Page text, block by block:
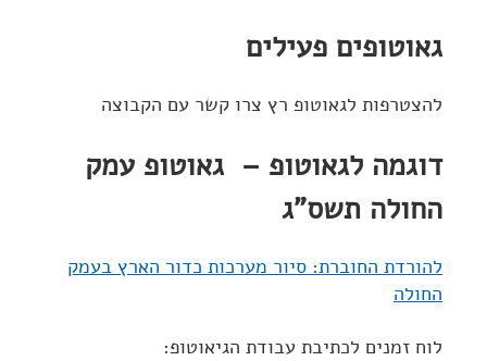
גאוטופים פעילים
להצטרפות לגאוטופ רץ צרו קשר עם הקבוצה
דוגמה לגאוטופ – גאוטופ עמק
החולה תשס"ג
להורדת החוברת: סיור מערכות כדור הארץ בעמק
החולה
לוח זמנים לכתיבת עבודת הגיאוטופ: